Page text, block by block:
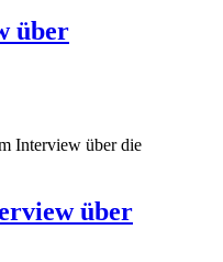
über
Interview über die
über